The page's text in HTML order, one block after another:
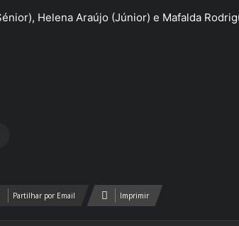
Helena Araújo (Júnior) e Mafalda
Partilhar por Email Imprimir